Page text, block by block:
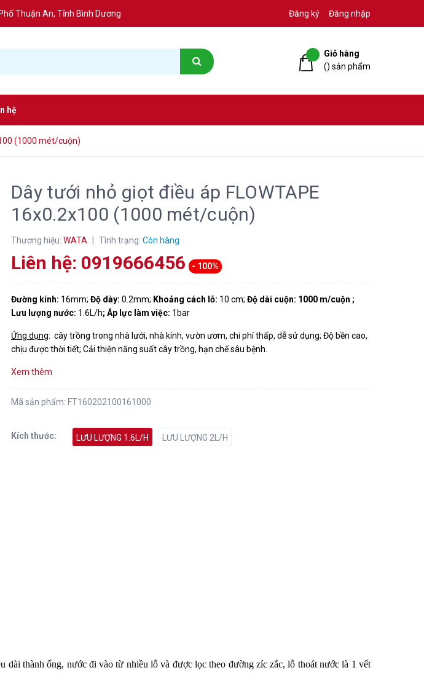
Thuận An, Tỉnh Bình Dương Đăng ký Đăng nhập
Giỏ hàng
() sản phẩm
hệ
(1000 mét/cuộn)
Dây tưới nhỏ giọt điều áp FLOWTAPE
16x0.2x100 (1000 mét/cuộn)
Thương hiệu: WATA Tình trạng: Còn hàng
Liên hệ: 0919666456 - 100%
Đường kính: 16mm; Độ dày: 0.2mm; Khoảng cách lỗ: 10 cm; Độ dài cuộn: 1000 m/cuộn ;
Lưu lượng nước: 1.6L/h; Áp lực làm việc: 1bar
Ứng dụng: cây trồng trong nhà lưới, nhà kính, vườn ươm, chi phí thấp, dễ sử dụng; Độ bền cao,
chịu được thời tiết; Cải thiện năng suất cây trồng, hạn chế sâu bệnh.
Xem thêm
Mã sản phẩm: FT160202100161000
Kích thước: LƯU LƯỢNG 1.6L/H LƯU LƯỢNG 2L/H
thành ống, nước đi vào từ nhiều lỗ và được lọc theo đường zíc zắc, lỗ thoát nước là 1 vết